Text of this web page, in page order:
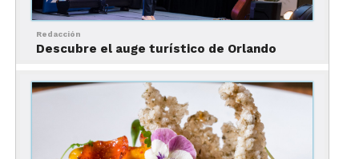
Jeff Balfour, Southerleigh Hospitality
Group
Jason Dady, Jason Dady Restaurants
Leo Davila, Burnt Bean Co.
PJ Edwards, Meadow Neighborhood
Redacción
Descubre el auge turístico de Orlando